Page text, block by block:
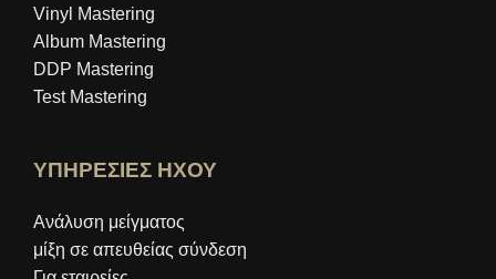
Vinyl Mastering
Album Mastering
DDP Mastering
Test Mastering
ΥΠΗΡΕΣΙΕΣ ΗΧΟΥ
Ανάλυση μείγματος
μίξη σε απευθείας σύνδεση